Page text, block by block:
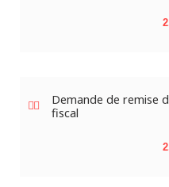
Demande de remise
fiscal